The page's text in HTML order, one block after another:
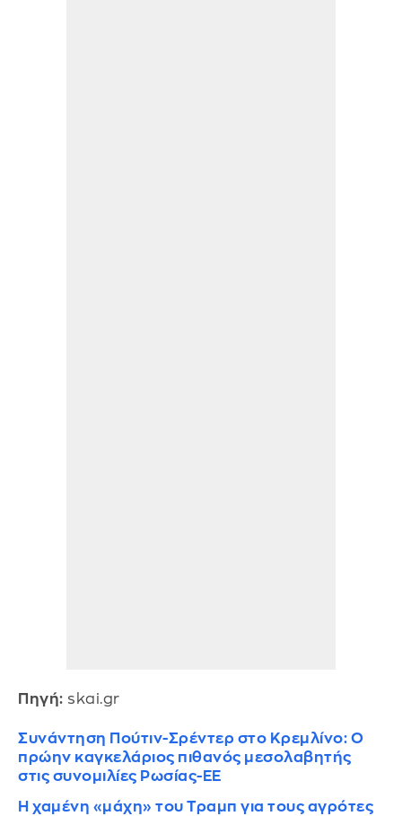
Πηγή: skai.gr
Συνάντηση Πούτιν-Σρέντερ στο Κρεμλίνο: Ο
πρώην καγκελάριος πιθανός μεσολαβητής
στις συνομιλίες Ρωσίας-ΕΕ
Η χαμένη «μάχη» του Τραμπ για τους αγρότες